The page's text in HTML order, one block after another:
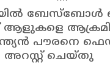
ബേസ്ബോൾ
ആളുകളെ
പൗരനെ
ചെയ്തു